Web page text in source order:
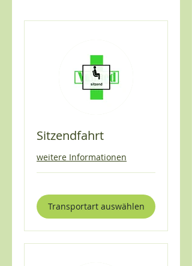
Sitzendfahrt
weitere Informationen
Transportart auswählen